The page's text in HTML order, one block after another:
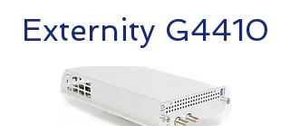
Externity G4410